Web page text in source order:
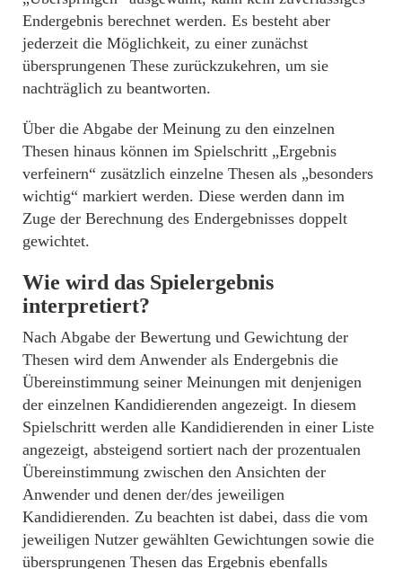
Endergebnis berechnet werden. Es besteht aber
jederzeit die Möglichkeit, zu einer zunächst
übersprungenen These zurückzukehren, um sie
nachträglich zu beantworten.
Über die Abgabe der Meinung zu den einzelnen
Thesen hinaus können im Spielschritt „Ergebnis
verfeinern“ zusätzlich einzelne Thesen als „besonders
wichtig“ markiert werden. Diese werden dann im
Zuge der Berechnung des Endergebnisses doppelt
gewichtet.
Wie wird das Spielergebnis
interpretiert?
Nach Abgabe der Bewertung und Gewichtung der
Thesen wird dem Anwender als Endergebnis die
Übereinstimmung seiner Meinungen mit denjenigen
der einzelnen Kandidierenden angezeigt. In diesem
Spielschritt werden alle Kandidierenden in einer Liste
angezeigt, absteigend sortiert nach der prozentualen
Übereinstimmung zwischen den Ansichten der
Anwender und denen der/des jeweiligen
Kandidierenden. Zu beachten ist dabei, dass die vom
jeweiligen Nutzer gewählten Gewichtungen sowie die
übersprungenen Thesen das Ergebnis ebenfalls